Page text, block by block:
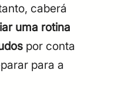
caberá
uma rotina
por conta
para a